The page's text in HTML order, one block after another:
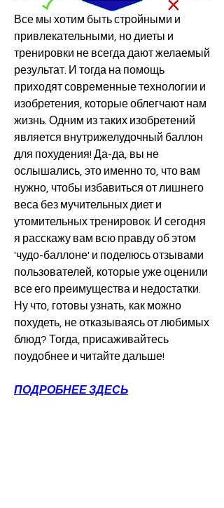
Все мы хотим быть стройными и
привлекательными, но диеты и
тренировки не всегда дают желаемый
результат. И тогда на помощь
приходят современные технологии и
изобретения, которые облегчают нам
жизнь. Одним из таких изобретений
является внутрижелудочный баллон
для похудения! Да-да, вы не
ослышались, это именно то, что вам
нужно, чтобы избавиться от лишнего
веса без мучительных диет и
утомительных тренировок. И сегодня
я расскажу вам всю правду об этом
'чудо-баллоне' и поделюсь отзывами
пользователей, которые уже оценили
все его преимущества и недостатки.
Ну что, готовы узнать, как можно
похудеть, не отказываясь от любимых
блюд? Тогда, присаживайтесь
поудобнее и читайте дальше!
ПОДРОБНЕЕ ЗДЕСЬ